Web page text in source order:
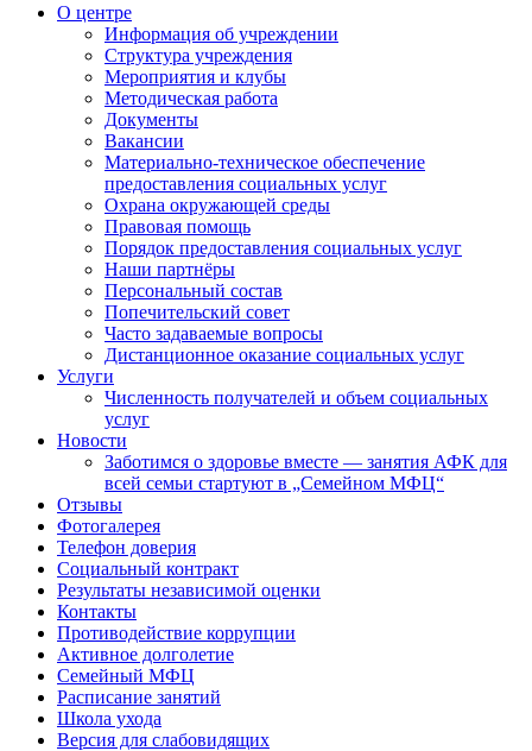
О центре
Информация об учреждении
Структура учреждения
Мероприятия и клубы
Методическая работа
Документы
Вакансии
Материально-техническое обеспечение
предоставления социальных услуг
Охрана окружающей среды
Правовая помощь
Порядок предоставления социальных услуг
Наши партнёры
Персональный состав
Попечительский совет
Часто задаваемые вопросы
Дистанционное оказание социальных услуг
Услуги
Численность получателей и объем социальных
услуг
Новости
Заботимся о здоровье вместе — занятия АФК для
всей семьи стартуют в „Семейном МФЦ“
Отзывы
Фотогалерея
Телефон доверия
Социальный контракт
Результаты независимой оценки
Контакты
Противодействие коррупции
Активное долголетие
Семейный МФЦ
Расписание занятий
Школа ухода
Версия для слабовидящих